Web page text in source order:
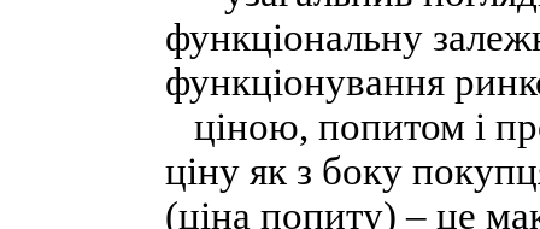
функціональну
функціонування
ціною, попитом і
ціну як з боку
(ціна попиту) – це